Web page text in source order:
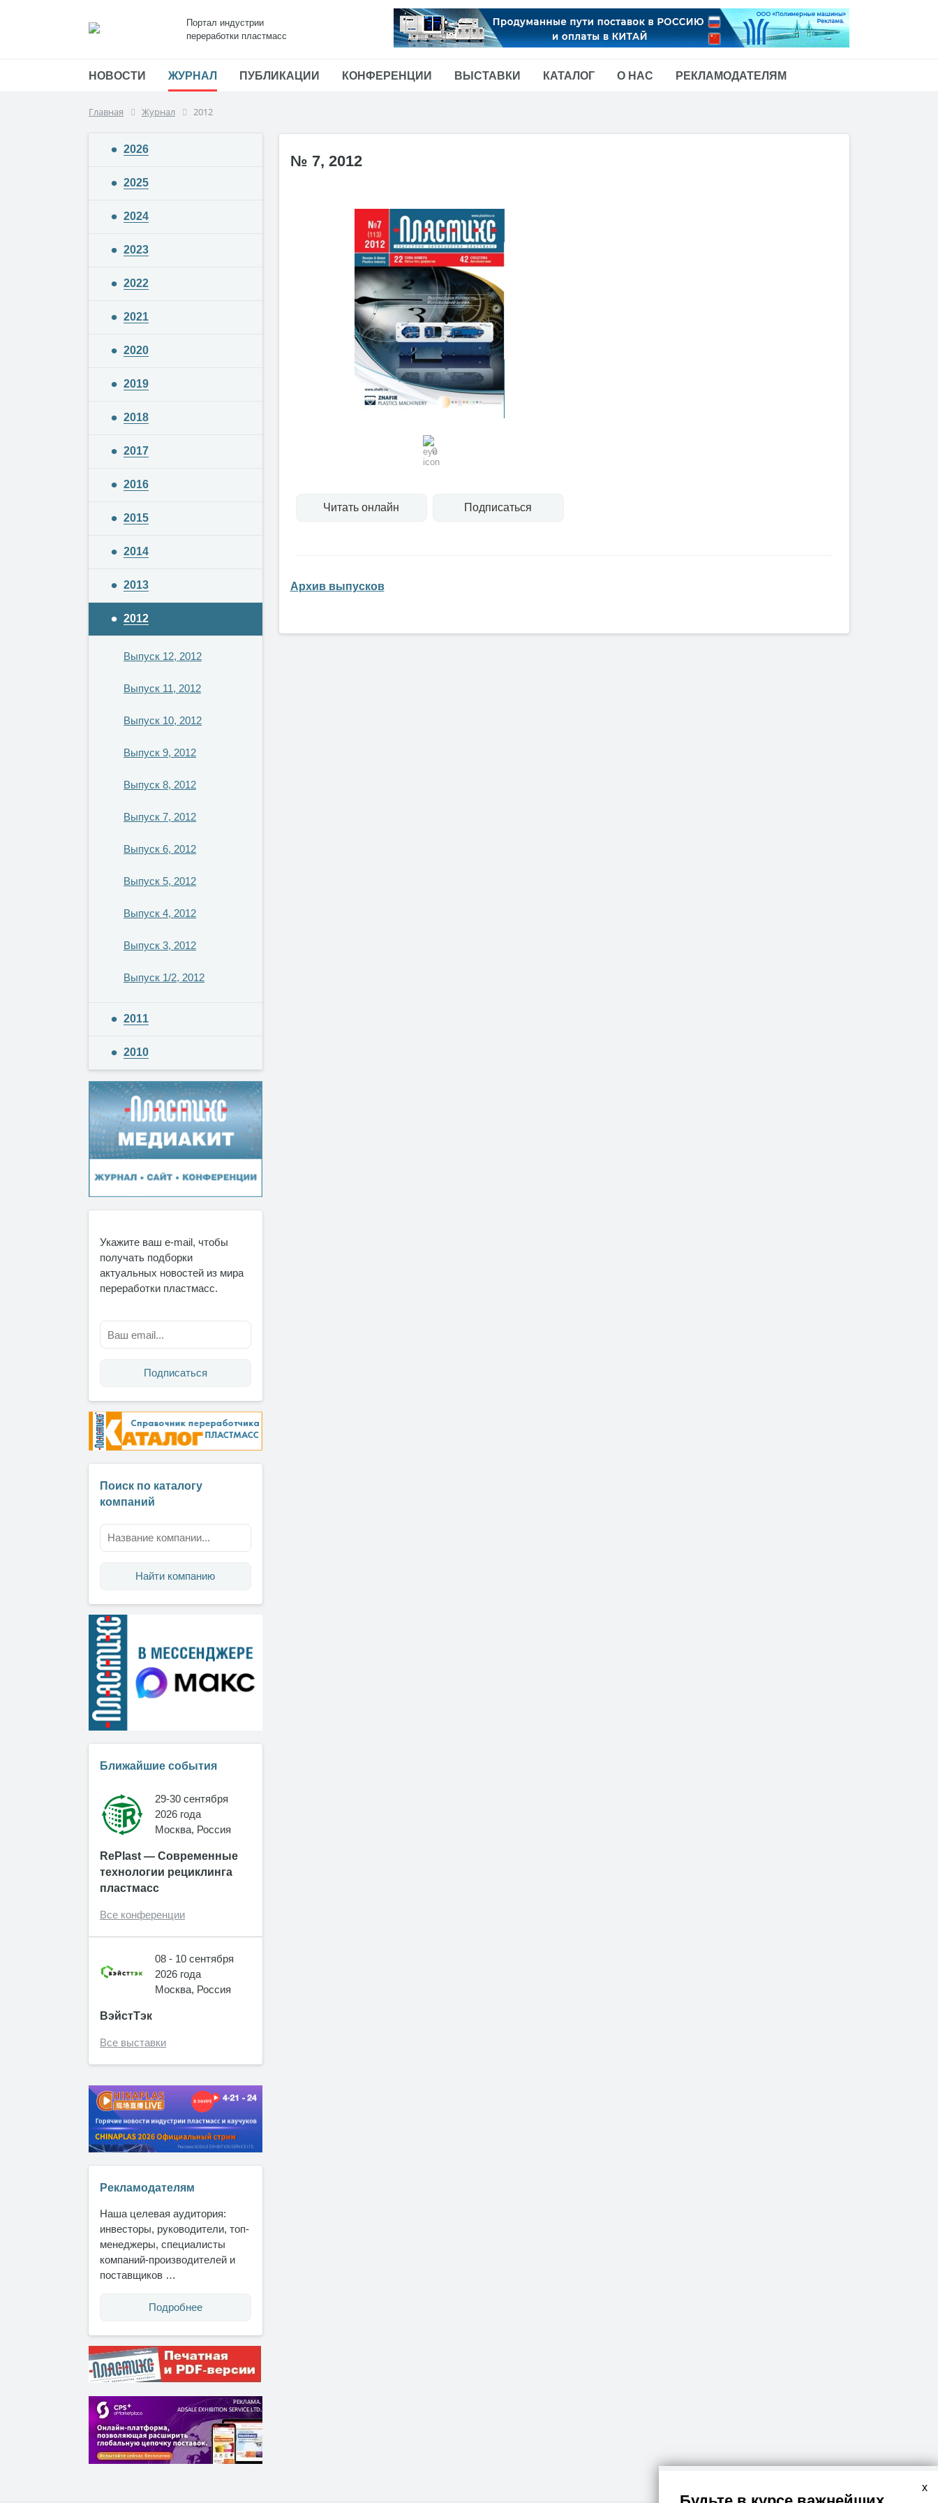
Портал индустрии
переработки пластмасс
НОВОСТИ ЖУРНАЛ ПУБЛИКАЦИИ КОНФЕРЕНЦИИ ВЫСТАВКИ КАТАЛОГ О НАС РЕКЛАМОДАТЕЛЯМ
Главная Журнал 2012
2026
2025
2024
2023
2022
2021
2020
2019
2018
2017
2016
2015
2014
2013
2012
Выпуск 12, 2012
Выпуск 11, 2012
Выпуск 10, 2012
Выпуск 9, 2012
Выпуск 8, 2012
Выпуск 7, 2012
Выпуск 6, 2012
Выпуск 5, 2012
Выпуск 4, 2012
Выпуск 3, 2012
Выпуск 1/2, 2012
2011
2010
Ближайшие события
29-30 сентября
2026 года
Москва, Россия
RePlast — Современные
технологии рециклинга
пластмасс
Все конференции
08 - 10 сентября
2026 года
Москва, Россия
ВэйстТэк
Все выставки
Поиск по каталогу
компаний
Найти компанию
Рекламодателям
Наша целевая аудитория:
инвесторы, руководители, топ-
менеджеры, специалисты
компаний-производителей и
поставщиков …
Подробнее
Укажите ваш e-mail, чтобы
получать подборки
актуальных новостей из мира
переработки пластмасс.
Подписаться
№ 7, 2012
0
Читать онлайн Подписаться
Архив выпусков
x